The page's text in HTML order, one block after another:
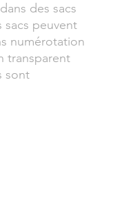
des sacs
sacs peuvent
numérotation
transparent
sont